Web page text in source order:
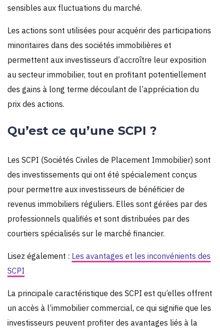
sensibles aux fluctuations du marché.
Les actions sont utilisées pour acquérir des participations
minoritaires dans des sociétés immobilières et
permettent aux investisseurs d’accroître leur exposition
au secteur immobilier, tout en profitant potentiellement
des gains à long terme découlant de l’appréciation du
prix des actions.
Qu’est ce qu’une SCPI ?
Les SCPI (Sociétés Civiles de Placement Immobilier) sont
des investissements qui ont été spécialement conçus
pour permettre aux investisseurs de bénéficier de
revenus immobiliers réguliers. Elles sont gérées par des
professionnels qualifiés et sont distribuées par des
courtiers spécialisés sur le marché financier.
Lisez également : Les avantages et les inconvénients des
SCPI
La principale caractéristique des SCPI est qu’elles offrent
un accès à l’immobilier commercial, ce qui signifie que les
investisseurs peuvent profiter des avantages liés à la